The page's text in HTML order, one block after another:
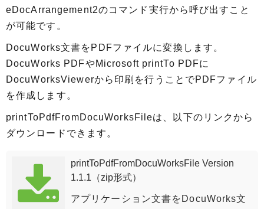
eDocArrangement2のコマンド実行から呼び出すこと
が可能です。
DocuWorks文書をPDFファイルに変換します。
DocuWorks PDFやMicrosoft printTo PDFに
DocuWorksViewerから印刷を行うことでPDFファイル
を作成します。
printToPdfFromDocuWorksFileは、以下のリンクから
ダウンロードできます。
printToPdfFromDocuWorksFile Version
1.1.1（zip形式）
アプリケーション文書をDocuWorks文